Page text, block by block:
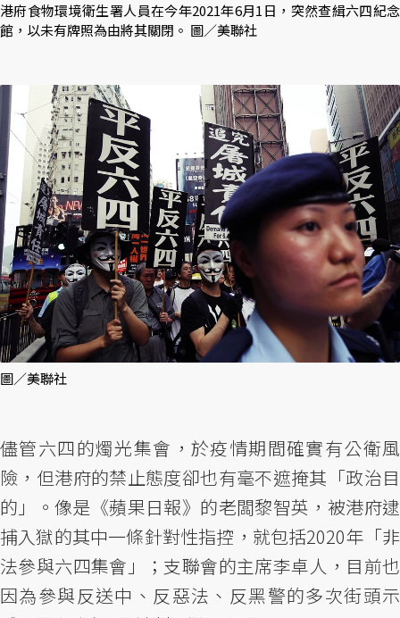
港府食物環境衛生署人員在今年2021年6月1日，突然查緝六四紀念
館，以未有牌照為由將其關閉。 圖／美聯社
圖／美聯社
儘管六四的燭光集會，於疫情期間確實有公衛風
險，但港府的禁止態度卻也有毫不遮掩其「政治目
的」。像是《蘋果日報》的老闆黎智英，被港府逮
捕入獄的其中一條針對性指控，就包括2020年「非
法參與六四集會」；支聯會的主席李卓人，目前也
因為參與反送中、反惡法、反黑警的多次街頭示